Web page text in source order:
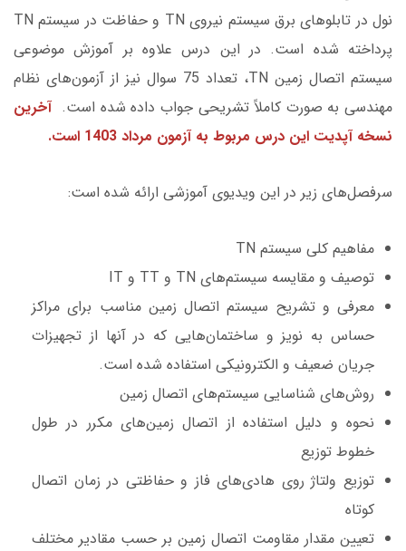
نول در تابلوهای برق سیستم نیروی TN و حفاظت در سیستم TN
پرداخته شده است. در این درس علاوه بر آموزش موضوعی
سیستم‌ اتصال زمین TN، تعداد 75 سوال نیز از آزمون‌های نظام
مهندسی به صورت کاملاً تشریحی جواب داده شده است.آخرین
نسخه آپدیت این درس مربوط به آزمون مرداد 1403 است.
سرفصل‌های زیر در این ویدیوی آموزشی ارائه شده است:
مفاهیم کلی سیستم‌ TN
توصیف و مقایسه سیستم‌های TN و TT و IT
معرفی و تشریح سیستم اتصال زمین مناسب برای مراکز
حساس به نویز و ساختمان‌هایی که در آنها از تجهیزات
جریان ضعیف و الکترونیکی استفاده شده است.
روش‌های شناسایی سیستم‌های اتصال زمین
نحوه و دلیل استفاده از اتصال زمین‌های مکرر در طول
خطوط توزیع
توزیع ولتاژ روی هادی‌های فاز و حفاظتی در زمان اتصال
کوتاه
تعیین مقدار مقاومت اتصال زمین بر حسب مقادیر مختلف